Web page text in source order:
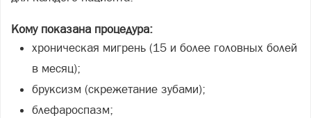
Кому показана процедура:
хроническая мигрень (15 и более головных болей
в месяц);
бруксизм (скрежетание зубами);
блефароспазм;